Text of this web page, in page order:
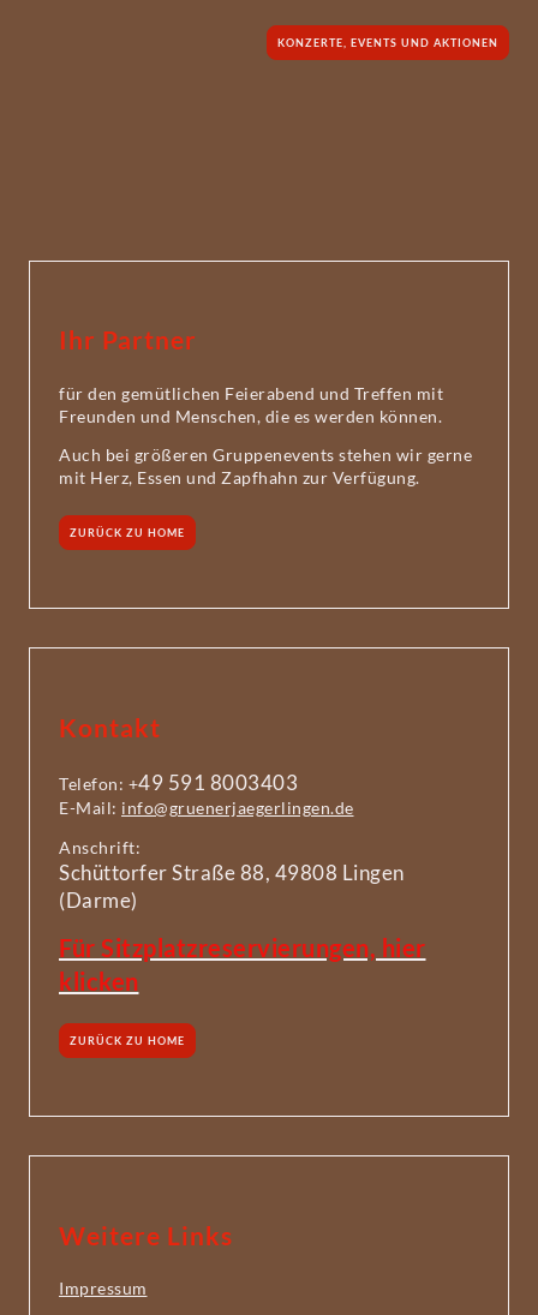
KONZERTE, EVENTS UND AKTIONEN
Ihr Partner
für den gemütlichen Feierabend und Treffen mit
Freunden und Menschen, die es werden können.
Auch bei größeren Gruppenevents stehen wir gerne
mit Herz, Essen und Zapfhahn zur Verfügung.
ZURÜCK ZU HOME
Kontakt
Telefon: +49 591 8003403
E-Mail: info@gruenerjaegerlingen.de
Anschrift:
Schüttorfer Straße 88, 49808 Lingen
(Darme)
Für Sitzplatzreservierungen, hier
klicken
ZURÜCK ZU HOME
Weitere Links
Impressum